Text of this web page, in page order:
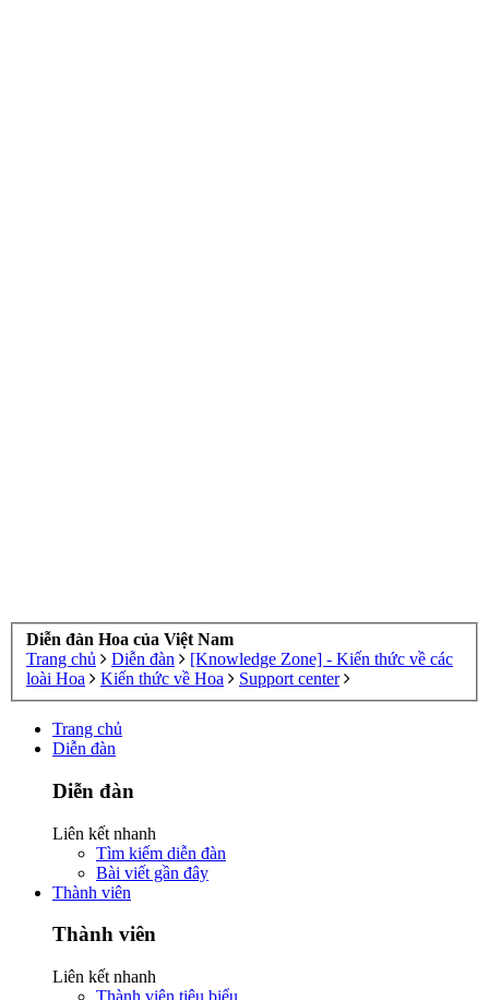
Diễn đàn Hoa của Việt Nam
Trang chủ
Diễn đàn
[Knowledge Zone] - Kiến thức về các
loài Hoa
Kiến thức về Hoa Support center
Trang chủ
Diễn đàn
Diễn đàn
Liên kết nhanh
Tìm kiếm diễn đàn
Bài viết gần đây
Thành viên
Thành viên
Liên kết nhanh
Thành viên tiêu biểu